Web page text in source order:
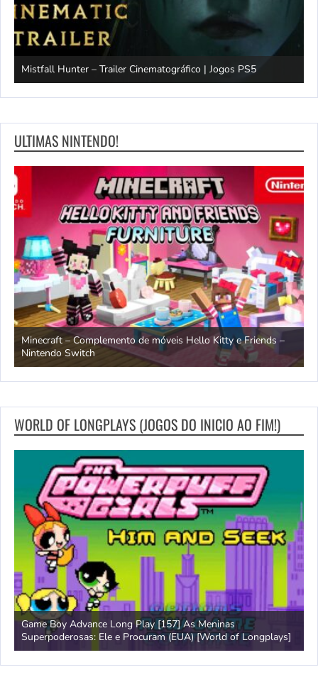
Mistfall Hunter – Trailer Cinematográfico | Jogos PS5
ULTIMAS NINTENDO!
Minecraft – Complemento de móveis Hello Kitty e Friends –
Nintendo Switch
WORLD OF LONGPLAYS (JOGOS DO INICIO AO FIM!)
Game Boy Advance Long Play [157] As Meninas
Superpoderosas: Ele e Procuram (EUA) [World of Longplays]